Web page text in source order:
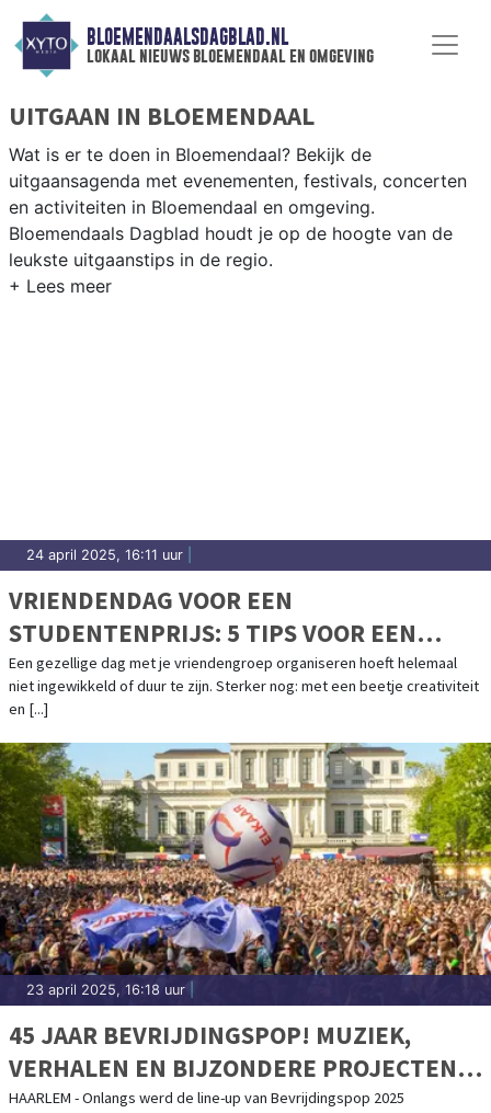
BLOEMENDAALSDAGBLAD.NL
lokaal nieuws bloemendaal en omgeving
UITGAAN IN BLOEMENDAAL
Wat is er te doen in Bloemendaal? Bekijk de
uitgaansagenda met evenementen, festivals, concerten
en activiteiten in Bloemendaal en omgeving.
Bloemendaals Dagblad houdt je op de hoogte van de
leukste uitgaanstips in de regio.
24 april 2025, 16:11 uur
VRIENDENDAG VOOR EEN
STUDENTENPRIJS: 5 TIPS VOOR EEN
ONVERGETELIJK UITJE
Een gezellige dag met je vriendengroep organiseren hoeft helemaal
niet ingewikkeld of duur te zijn. Sterker nog: met een beetje creativiteit
en [...]
23 april 2025, 16:18 uur
45 JAAR BEVRIJDINGSPOP! MUZIEK,
VERHALEN EN BIJZONDERE PROJECTEN
IN DE STAD EN OP HET FESTIVAL
HAARLEM - Onlangs werd de line-up van Bevrijdingspop 2025